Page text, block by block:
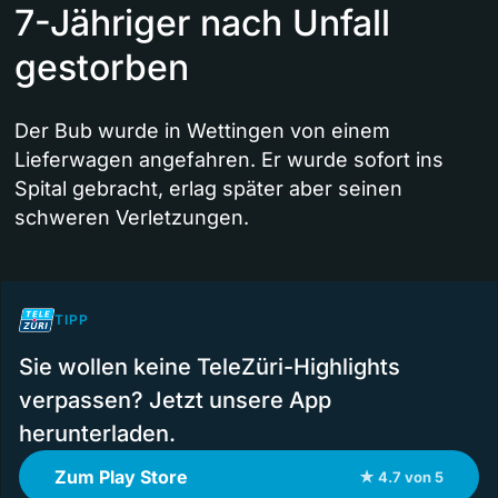
7-Jähriger nach Unfall
gestorben
Der Bub wurde in Wettingen von einem
Lieferwagen angefahren. Er wurde sofort ins
Spital gebracht, erlag später aber seinen
schweren Verletzungen.
TIPP
Sie wollen keine TeleZüri-Highlights
verpassen? Jetzt unsere App
herunterladen.
Zum Play Store ★ 4.7 von 5